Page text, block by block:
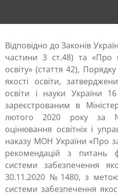
Відповідно до Законів
частини 3 ст.48) та «Про
освіту» (стаття 42),
якості освіти,
освіти і науки України
зареєстрованим в
лютого 2020 року за
оцінювання освітніх і
наказу МОН України «Про
рекомендацій з питань
системи забезпечення
30.11.2020 №1480, з
системи забезпечення